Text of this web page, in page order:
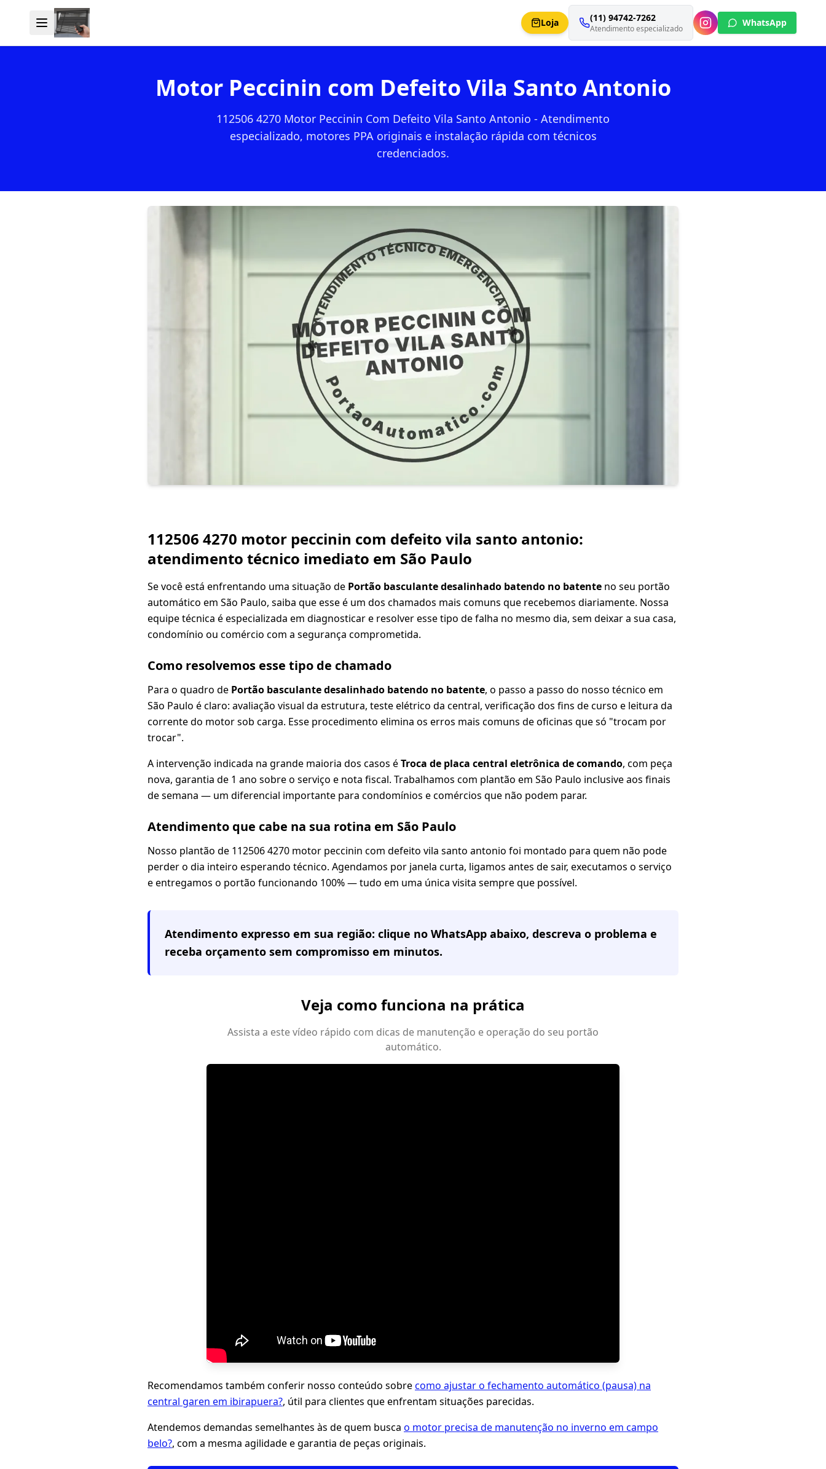
Loja (11) 94742-7262
Atendimento especializado
WhatsApp
Motor Peccinin com Defeito Vila Santo Antonio
112506 4270 Motor Peccinin Com Defeito Vila Santo Antonio - Atendimento
especializado, motores PPA originais e instalação rápida com técnicos
credenciados.
112506 4270 motor peccinin com defeito vila santo antonio:
atendimento técnico imediato em São Paulo
Se você está enfrentando uma situação de Portão basculante desalinhado batendo no batente no seu portão
automático em São Paulo, saiba que esse é um dos chamados mais comuns que recebemos diariamente. Nossa
equipe técnica é especializada em diagnosticar e resolver esse tipo de falha no mesmo dia, sem deixar a sua casa,
condomínio ou comércio com a segurança comprometida.
Como resolvemos esse tipo de chamado
Para o quadro de Portão basculante desalinhado batendo no batente, o passo a passo do nosso técnico em
São Paulo é claro: avaliação visual da estrutura, teste elétrico da central, verificação dos fins de curso e leitura da
corrente do motor sob carga. Esse procedimento elimina os erros mais comuns de oficinas que só "trocam por
trocar".
A intervenção indicada na grande maioria dos casos éTroca de placa central eletrônica de comando, com peça
nova, garantia de 1 ano sobre o serviço e nota fiscal. Trabalhamos com plantão em São Paulo inclusive aos finais
de semana — um diferencial importante para condomínios e comércios que não podem parar.
Atendimento que cabe na sua rotina em São Paulo
Nosso plantão de 112506 4270 motor peccinin com defeito vila santo antonio foi montado para quem não pode
perder o dia inteiro esperando técnico. Agendamos por janela curta, ligamos antes de sair, executamos o serviço
e entregamos o portão funcionando 100% — tudo em uma única visita sempre que possível.
Atendimento expresso em sua região: clique no WhatsApp abaixo, descreva o problema e
receba orçamento sem compromisso em minutos.
Veja como funciona na prática
Assista a este vídeo rápido com dicas de manutenção e operação do seu portão
automático.
Recomendamos também conferir nosso conteúdo sobrecomo ajustar o fechamento automático (pausa) na
central garen em ibirapuera?, útil para clientes que enfrentam situações parecidas.
Atendemos demandas semelhantes às de quem busca o motor precisa de manutenção no inverno em campo
belo?, com a mesma agilidade e garantia de peças originais.